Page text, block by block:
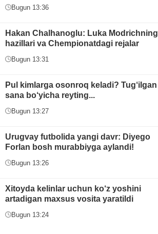
Bugun 13:36
Hakan Chalhanoglu: Luka Modrichning
hazillari va Chempionatdagi rejalar
Bugun 13:31
Pul kimlarga osonroq keladi? Tug‘ilgan
sana bo‘yicha reyting...
Bugun 13:27
Urugvay futbolida yangi davr: Diyego
Forlan bosh murabbiyga aylandi!
Bugun 13:26
Xitoyda kelinlar uchun ko‘z yoshini
artadigan maxsus vosita yaratildi
Bugun 13:24